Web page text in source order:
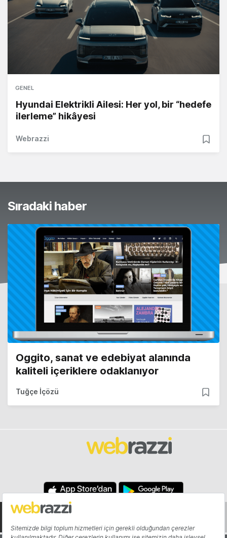
GENEL
Hyundai Elektrikli Ailesi: Her yol, bir “hedefe
ilerleme” hikâyesi
Webrazzi
Sıradaki haber
Oggito, sanat ve edebiyat alanında
kaliteli içeriklere odaklanıyor
Tuğçe İçözü